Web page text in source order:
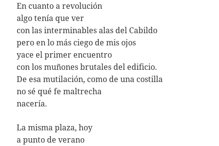
En cuanto a revolución
algo tenía que ver
con las interminables alas del Cabildo
pero en lo más ciego de mis ojos
yace el primer encuentro
con los muñones brutales del edificio.
De esa mutilación, como de una costilla
no sé qué fe maltrecha
nacería.
La misma plaza, hoy
a punto de verano